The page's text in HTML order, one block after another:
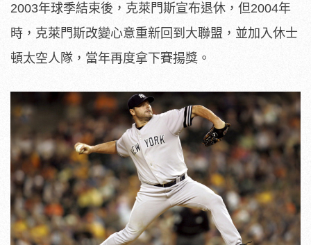
2003年球季結束後，克萊門斯宣布退休，但2004年
時，克萊門斯改變心意重新回到大聯盟，並加入休士
頓太空人隊，當年再度拿下賽揚獎。